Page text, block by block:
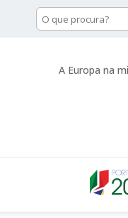
A Europa na